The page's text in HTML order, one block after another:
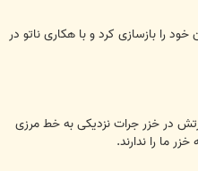
را بازسازی کرد و با هکاری ناتو در
در خزر جرات نزدیکی به خط مرزی